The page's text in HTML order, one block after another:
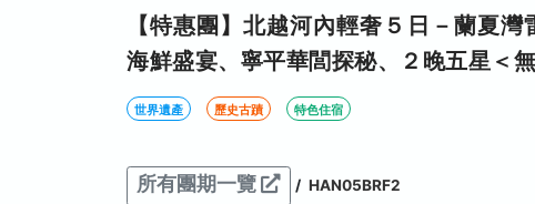
【特惠團】北越河內輕奢５日－蘭夏
海鮮盛宴、寧平華閭探秘、２晚五星＜
世界遺產 歷史古蹟 特色住宿
所有團期一覽 / HAN05BRF2